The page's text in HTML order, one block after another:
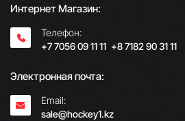
Интернет Магазин:
Телефон:
+7 7056 09 11 11; +8 7182 90 31 11
Электронная почта:
Email:
sale@hockey1.kz